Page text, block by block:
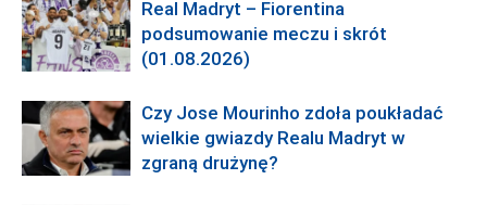
Real Madryt – Fiorentina
podsumowanie meczu i skrót
(01.08.2026)
Czy Jose Mourinho zdoła poukładać
wielkie gwiazdy Realu Madryt w
zgraną drużynę?